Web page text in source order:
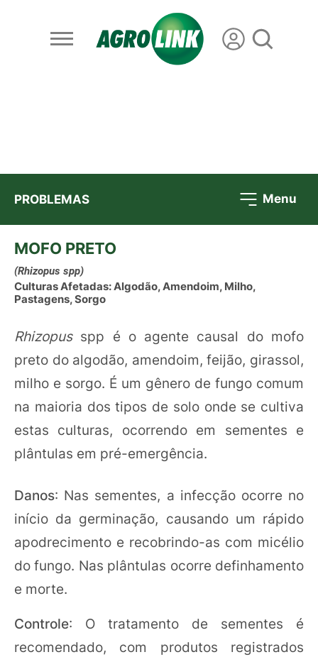
PROBLEMAS Menu
MOFO PRETO
(Rhizopus spp)
Culturas Afetadas: Algodão, Amendoim, Milho,
Pastagens, Sorgo
Rhizopus spp é o agente causal do mofo
preto do algodão, amendoim, feijão, girassol,
milho e sorgo. É um gênero de fungo comum
na maioria dos tipos de solo onde se cultiva
estas culturas, ocorrendo em sementes e
plântulas em pré-emergência.
Danos: Nas sementes, a infecção ocorre no
início da germinação, causando um rápido
apodrecimento e recobrindo-as com micélio
do fungo. Nas plântulas ocorre definhamento
e morte.
Controle: O tratamento de sementes é
recomendado, com produtos registrados